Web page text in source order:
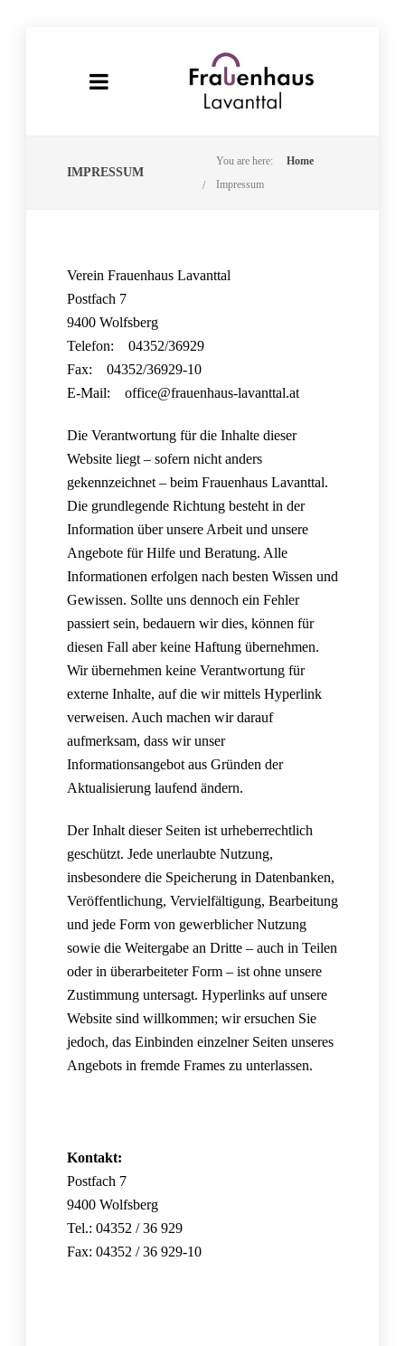
IMPRESSUM
You are here:
Home
Impressum
Verein Frauenhaus Lavanttal
Postfach 7
9400 Wolfsberg
Telefon: 04352/36929
Fax: 04352/36929-10
E-Mail: office@frauenhaus-lavanttal.at
Die Verantwortung für die Inhalte dieser
Website liegt – sofern nicht anders
gekennzeichnet – beim Frauenhaus Lavanttal.
Die grundlegende Richtung besteht in der
Information über unsere Arbeit und unsere
Angebote für Hilfe und Beratung. Alle
Informationen erfolgen nach besten Wissen und
Gewissen. Sollte uns dennoch ein Fehler
passiert sein, bedauern wir dies, können für
diesen Fall aber keine Haftung übernehmen.
Wir übernehmen keine Verantwortung für
externe Inhalte, auf die wir mittels Hyperlink
verweisen. Auch machen wir darauf
aufmerksam, dass wir unser
Informationsangebot aus Gründen der
Aktualisierung laufend ändern.
Der Inhalt dieser Seiten ist urheberrechtlich
geschützt. Jede unerlaubte Nutzung,
insbesondere die Speicherung in Datenbanken,
Veröffentlichung, Vervielfältigung, Bearbeitung
und jede Form von gewerblicher Nutzung
sowie die Weitergabe an Dritte – auch in Teilen
oder in überarbeiteter Form – ist ohne unsere
Zustimmung untersagt. Hyperlinks auf unsere
Website sind willkommen; wir ersuchen Sie
jedoch, das Einbinden einzelner Seiten unseres
Angebots in fremde Frames zu unterlassen.
Kontakt:
Postfach 7
9400 Wolfsberg
Tel.: 04352 / 36 929
Fax: 04352 / 36 929-10